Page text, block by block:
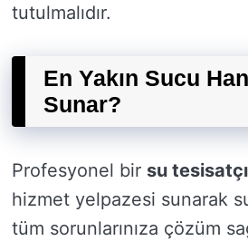
tutulmalıdır.
En Yakın Sucu
Sunar?
Profesyonel bir su
hizmet yelpazesi sunarak
tüm sorunlarınıza çözüm